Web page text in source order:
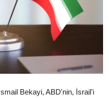
Bekayi, ABD'nin, İsrail'i